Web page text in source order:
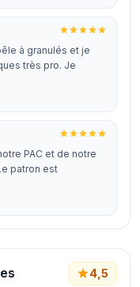
à granulés et je
très pro. Je
PAC et de notre
patron est
4,5